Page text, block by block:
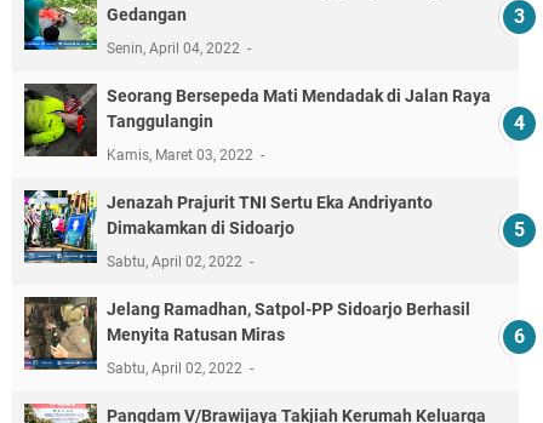
Gedangan
Senin, April 04, 2022
Seorang Bersepeda Mati Mendadak di Jalan Raya
Tanggulangin
Kamis, Maret 03, 2022
Jenazah Prajurit TNI Sertu Eka Andriyanto
Dimakamkan di Sidoarjo
Sabtu, April 02, 2022
Jelang Ramadhan, Satpol-PP Sidoarjo Berhasil
Menyita Ratusan Miras
Sabtu, April 02, 2022
Pangdam V/Brawijaya Takjiah Kerumah Keluarga